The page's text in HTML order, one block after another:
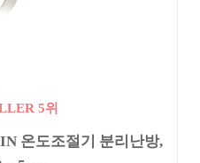
5위
온도조절기 분리난방,